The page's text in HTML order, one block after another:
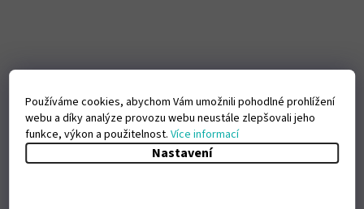
Používáme cookies, abychom Vám umožnili pohodlné prohlížení
webu a díky analýze provozu webu neustále zlepšovali jeho
funkce, výkon a použitelnost.Více informací
Nastavení